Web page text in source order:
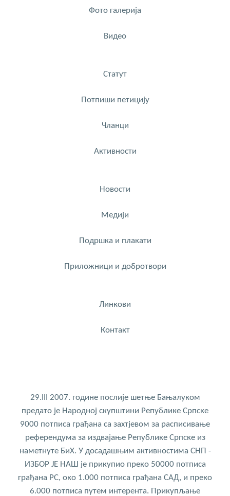
Фото галерија
Видео
Статут
Потпиши петицију
Чланци
Активности
Новости
Медији
Подршка и плакати
Приложници и добротвори
Линкови
Контакт
29.III 2007. године послије шетње Бањалуком
предато је Народној скупштини Републике Српске
9000 потписа грађана са захтјевом за расписивање
референдума за издвајање Републике Српске из
наметнуте БиХ. У досадашњим активностима СНП -
ИЗБОР ЈЕ НАШ је прикупио преко 50000 потписа
грађана РС, око 1.000 потписа грађана САД, и преко
6.000 потписа путем интерента. Прикупљање